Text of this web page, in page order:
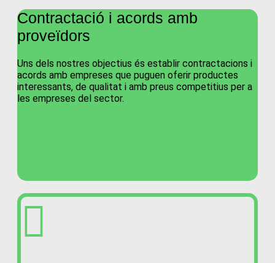
Contractació i acords amb
proveïdors
Uns dels nostres objectius és establir contractacions i
acords amb empreses que puguen oferir productes
interessants, de qualitat i amb preus competitius per a
les empreses del sector.